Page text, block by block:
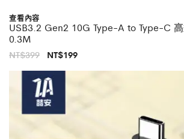
查看內容
USB3.2 Gen2 10G Type-A to Type-C
0.3M
NT$399 原
價
格：
NT$399。
NT$199目
價